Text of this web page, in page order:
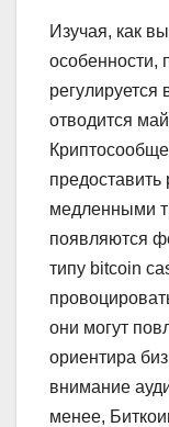
Изучая, как
особенности,
отводится
предоставить
медленными
появляются
типу bitcoin
они могут
ориентира
внимание
менее,